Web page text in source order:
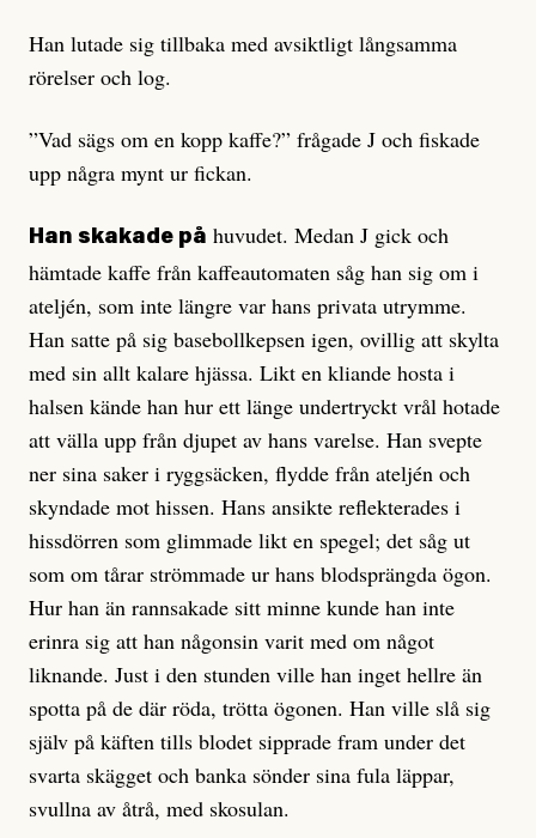
Han lutade sig tillbaka med avsiktligt långsamma
rörelser och log.
”Vad sägs om en kopp kaffe?” frågade J och fiskade
upp några mynt ur fickan.
Han skakade på huvudet. Medan J gick och
hämtade kaffe från kaffeautomaten såg han sig om i
ateljén, som inte längre var hans privata utrymme.
Han satte på sig basebollkepsen igen, ovillig att skylta
med sin allt kalare hjässa. Likt en kliande hosta i
halsen kände han hur ett länge undertryckt vrål hotade
att välla upp från djupet av hans varelse. Han svepte
ner sina saker i ryggsäcken, flydde från ateljén och
skyndade mot hissen. Hans ansikte reflekterades i
hissdörren som glimmade likt en spegel; det såg ut
som om tårar strömmade ur hans blodsprängda ögon.
Hur han än rannsakade sitt minne kunde han inte
erinra sig att han någonsin varit med om något
liknande. Just i den stunden ville han inget hellre än
spotta på de där röda, trötta ögonen. Han ville slå sig
själv på käften tills blodet sipprade fram under det
svarta skägget och banka sönder sina fula läppar,
svullna av åtrå, med skosulan.